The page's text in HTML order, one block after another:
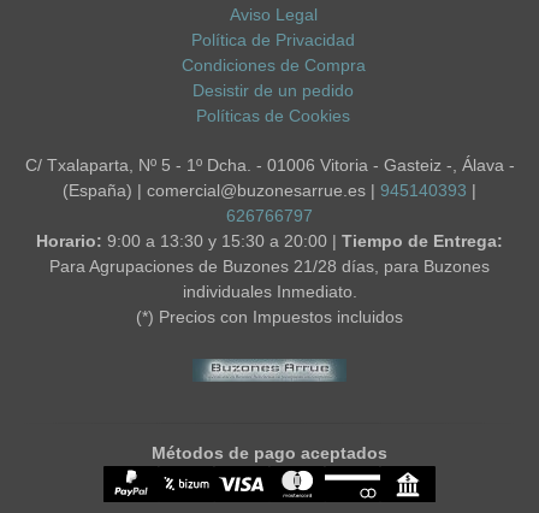
Aviso Legal
Política de Privacidad
Condiciones de Compra
Desistir de un pedido
Políticas de Cookies
C/ Txalaparta, Nº 5 - 1º Dcha. - 01006 Vitoria - Gasteiz -, Álava -
(España) | comercial@buzonesarrue.es | 945140393 |
626766797
Horario: 9:00 a 13:30 y 15:30 a 20:00 | Tiempo de Entrega:
Para Agrupaciones de Buzones 21/28 días, para Buzones
individuales Inmediato.
(*) Precios con Impuestos incluidos
Métodos de pago aceptados